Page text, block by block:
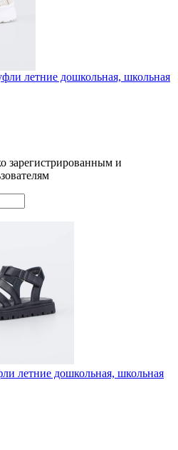
летние дошкольная, школьная
зарегистрированным и
летние дошкольная, школьная